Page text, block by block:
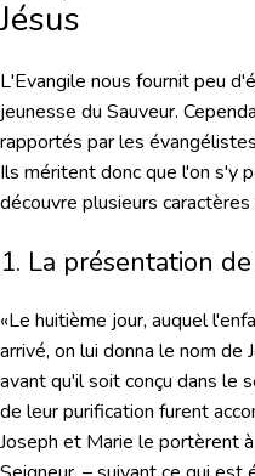
Jésus
L'Evangile nous fournit peu
jeunesse du Sauveur.
rapportés par les
Ils méritent donc que l'on s'y
découvre plusieurs caractères
1. La présentation de
«Le huitième jour, auquel
arrivé, on lui donna le nom de
avant qu'il soit conçu dans le
de leur purification furent
Joseph et Marie le portèrent